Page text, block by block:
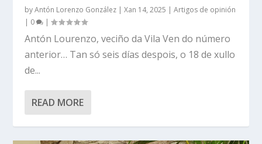
byAntón Lorenzo González |Xan 14, 2025 |Artigos de opinión
0 |
Antón Lourenzo, veciño da Vila Ven do número
anterior… Tan só seis días despois, o 18 de xullo
de...
READ MORE